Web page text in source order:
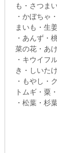
も・さつま
・かぼちゃ
まいも・生
・あんず・
菜の花・あ
・キウイフ
き・しいた
・もやし・
トムギ・粟
・松葉・杉